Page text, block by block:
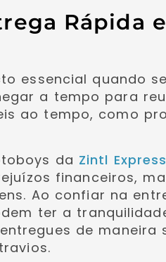
Rápida e
essencial quando
a tempo para
ao tempo, como
da Zintl Express
financeiros,
Ao confiar na
ter a
de maneira